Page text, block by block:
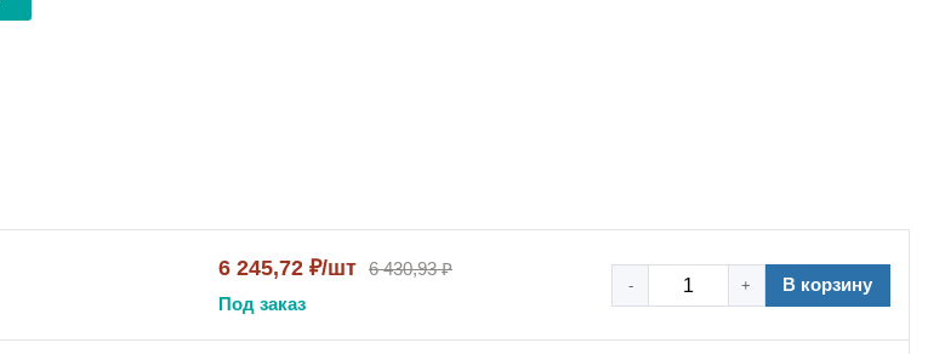
6 245,72 ₽/шт 6 430,93 ₽
Под заказ
- + В корзину